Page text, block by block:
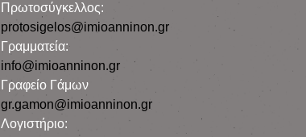
Πρωτοσύγκελλος:
protosigelos@imioanninon.gr
Γραμματεία:
info@imioanninon.gr
Γραφείο Γάμων
gr.gamon@imioanninon.gr
Λογιστήριο: